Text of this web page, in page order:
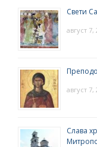
Свети
август 7,
август 7,
Слава